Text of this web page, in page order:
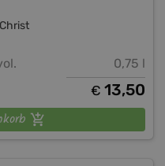
0,75 l
€ 13,50